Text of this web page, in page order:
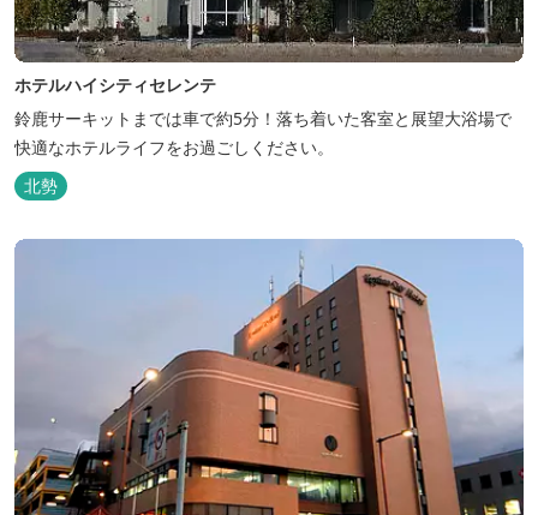
ホテルハイシティセレンテ
鈴鹿サーキットまでは車で約5分！落ち着いた客室と展望大浴場で
快適なホテルライフをお過ごしください。
北勢